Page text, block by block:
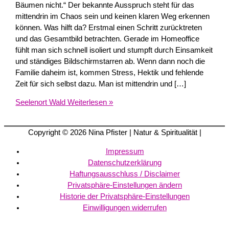
Bäumen nicht.“ Der bekannte Ausspruch steht für das
mittendrin im Chaos sein und keinen klaren Weg erkennen
können. Was hilft da? Erstmal einen Schritt zurücktreten
und das Gesamtbild betrachten. Gerade im Homeoffice
fühlt man sich schnell isoliert und stumpft durch Einsamkeit
und ständiges Bildschirmstarren ab. Wenn dann noch die
Familie daheim ist, kommen Stress, Hektik und fehlende
Zeit für sich selbst dazu. Man ist mittendrin und […]
Seelenort Wald Weiterlesen »
Copyright © 2026 Nina Pfister| Natur & Spiritualität |
Impressum
Datenschutzerklärung
Haftungsausschluss / Disclaimer
Privatsphäre-Einstellungen ändern
Historie der Privatsphäre-Einstellungen
Einwilligungen widerrufen